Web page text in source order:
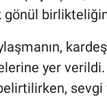
yer
sevgi